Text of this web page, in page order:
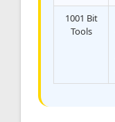
1001 Bit
Tools